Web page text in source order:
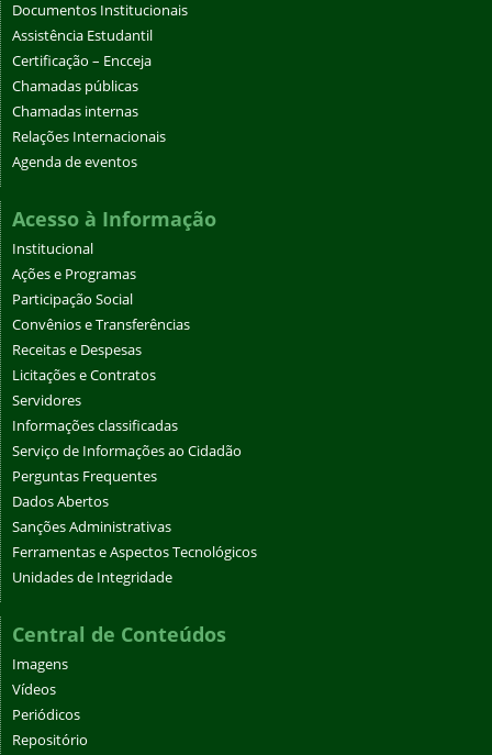
Documentos Institucionais
Assistência Estudantil
Certificação – Encceja
Chamadas públicas
Chamadas internas
Relações Internacionais
Agenda de eventos
Acesso à Informação
Institucional
Ações e Programas
Participação Social
Convênios e Transferências
Receitas e Despesas
Licitações e Contratos
Servidores
Informações classificadas
Serviço de Informações ao Cidadão
Perguntas Frequentes
Dados Abertos
Sanções Administrativas
Ferramentas e Aspectos Tecnológicos
Unidades de Integridade
Central de Conteúdos
Imagens
Vídeos
Periódicos
Repositório